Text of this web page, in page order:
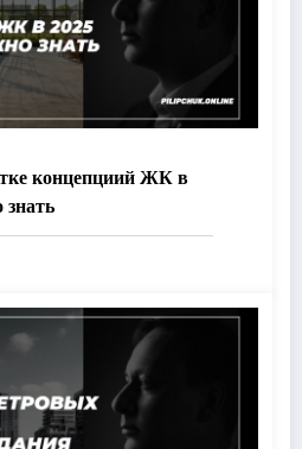
концепциий ЖК в
знать